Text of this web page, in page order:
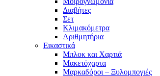
Διαβήτες
Σετ
Κλιμακόμετρα
Αριθμητήρια
Εικαστικά
Μπλοκ και Χαρτιά
Μακετόχαρτα
Μαρκαδόροι – Ξυλομπογιές